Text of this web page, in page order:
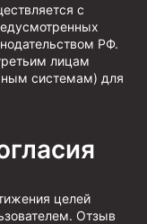
с
РФ.
лицам
системам) для
целей
Отзыв